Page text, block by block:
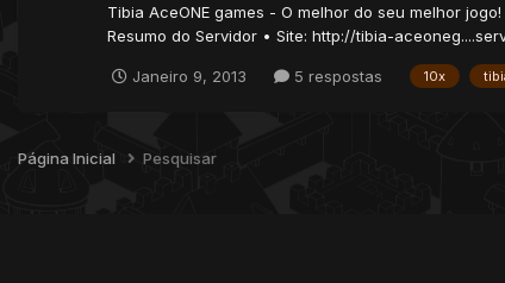
Tibia AceONE games - O melhor do seu melhor
Resumo do Servidor • Site: http://tibia-
Janeiro 9, 2013 5 respostas 10x
Página Inicial Pesquisar